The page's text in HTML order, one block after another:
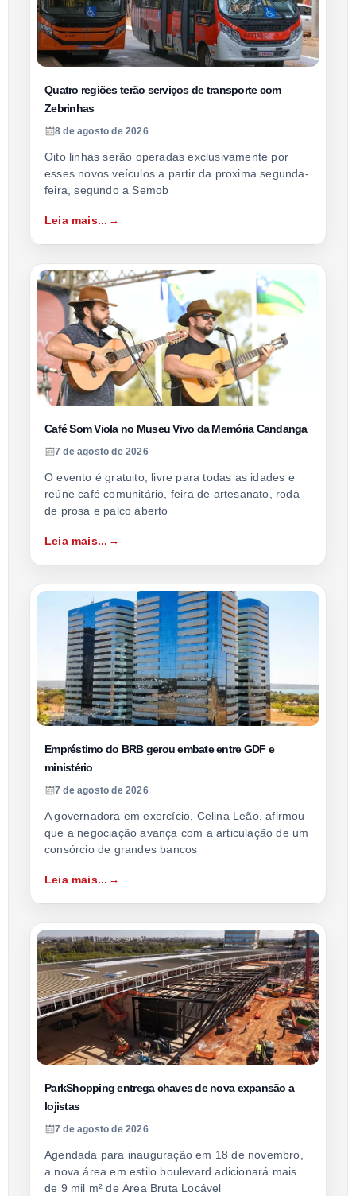
Quatro regiões terão serviços de transporte com
Zebrinhas
8 de agosto de 2026
Oito linhas serão operadas exclusivamente por
esses novos veículos a partir da proxima segunda-
feira, segundo a Semob
Leia mais...
Café Som Viola no Museu Vivo da Memória Candanga
7 de agosto de 2026
O evento é gratuito, livre para todas as idades e
reúne café comunitário, feira de artesanato, roda
de prosa e palco aberto
Leia mais...
Empréstimo do BRB gerou embate entre GDF e
ministério
7 de agosto de 2026
A governadora em exercício, Celina Leão, afirmou
que a negociação avança com a articulação de um
consórcio de grandes bancos
Leia mais...
ParkShopping entrega chaves de nova expansão a
lojistas
7 de agosto de 2026
Agendada para inauguração em 18 de novembro,
a nova área em estilo boulevard adicionará mais
de 9 mil m² de Área Bruta Locável